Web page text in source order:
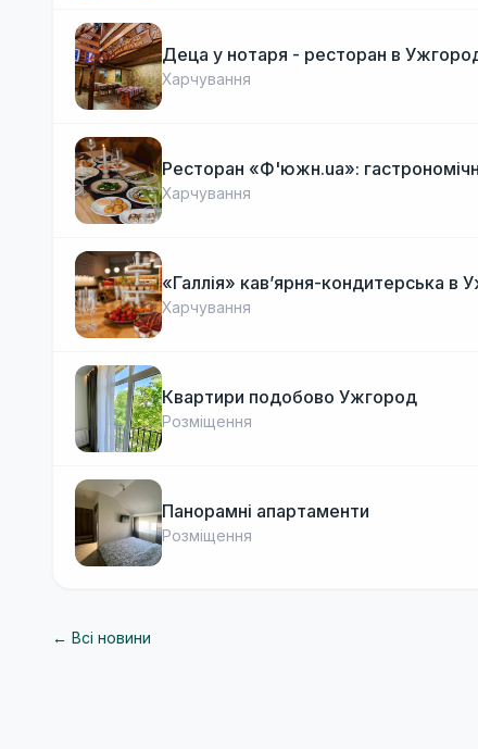
Деца у нотаря - ресторан в
Харчування
Ресторан «Ф'южн.ua»:
Харчування
«Галлія» кав’ярня-кондитерська в
Харчування
Квартири подобово Ужгород
Розміщення
Панорамні апартаменти
Розміщення
← Всі новини